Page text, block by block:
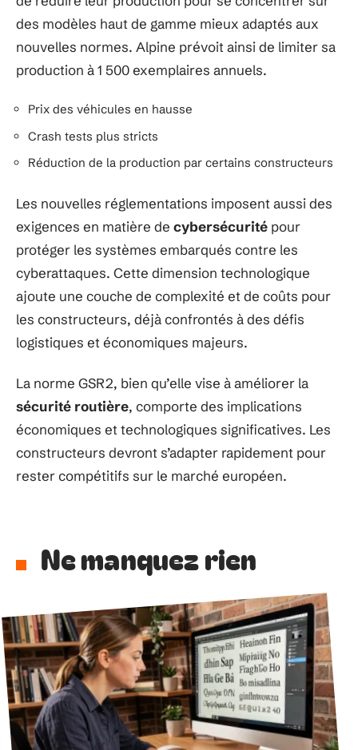
des modèles haut de gamme mieux adaptés aux
nouvelles normes. Alpine prévoit ainsi de limiter sa
production à 1 500 exemplaires annuels.
Prix des véhicules en hausse
Crash tests plus stricts
Réduction de la production par certains constructeurs
Les nouvelles réglementations imposent aussi des
exigences en matière de cybersécurité pour
protéger les systèmes embarqués contre les
cyberattaques. Cette dimension technologique
ajoute une couche de complexité et de coûts pour
les constructeurs, déjà confrontés à des défis
logistiques et économiques majeurs.
La norme GSR2, bien qu’elle vise à améliorer la
sécurité routière, comporte des implications
économiques et technologiques significatives. Les
constructeurs devront s’adapter rapidement pour
rester compétitifs sur le marché européen.
Ne manquez rien